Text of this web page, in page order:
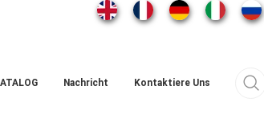
Nachricht Kontaktiere Uns